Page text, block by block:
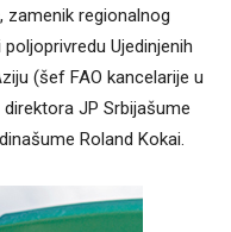
zamenik regionalnog
Ujedinjenih
(šef FAO kancelarije u
direktora JP Srbijašume
Roland Kokai.